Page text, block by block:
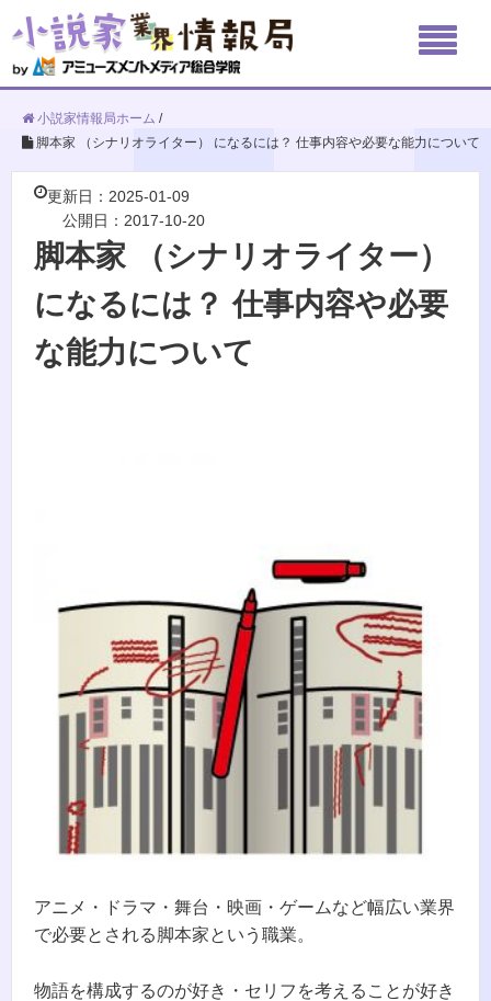
小説家情報局ホーム /
脚本家 （シナリオライター） になるには？ 仕事内容や必要な能力について
更新日：2025-01-09
公開日：2017-10-20
脚本家 （シナリオライター）
になるには？ 仕事内容や必要
な能力について
アニメ・ドラマ・舞台・映画・ゲームなど幅広い業界
で必要とされる脚本家という職業。
物語を構成するのが好き・セリフを考えることが好き